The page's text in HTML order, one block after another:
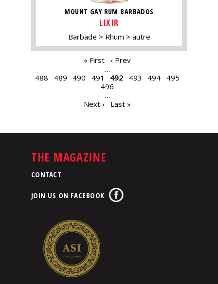
MOUNT GAY RUM BARBADOS
LIXIR
Barbade Rhum autre
« First
‹ Prev
…
488
489 490 491 492 493 494
495
496
…
Next ›
Last »
THE MAGAZINE
CONTACT
JOIN US ON FACEBOOK